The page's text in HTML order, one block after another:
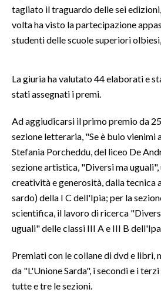
SALUTE
SARDI NEL MONDO
NOTIZIE
EVENTI
#CARAUNIONE
3 MINUTI CON
INSULARITÀ
INFO AZIENDE
tagliato il traguardo delle sei
volta ha visto la partecipazione
studenti delle scuole superiori
La giuria ha valutato 44 elaborati e
stati assegnati i premi.
Ad aggiudicarsi il primo premio da
sezione letteraria, "Se è buio vienimi
Stefania Porcheddu, del liceo De
sezione artistica, "Diversi ma uguali",
creatività e generosità, dalla tecnica
sardo) della I C dell'Ipia; per la
scientifica, il lavoro di ricerca
uguali" delle classi III A e III B
Premiati con le collane di dvd e libri,
da "L'Unione Sarda", i secondi e i
tutte e tre le sezioni.